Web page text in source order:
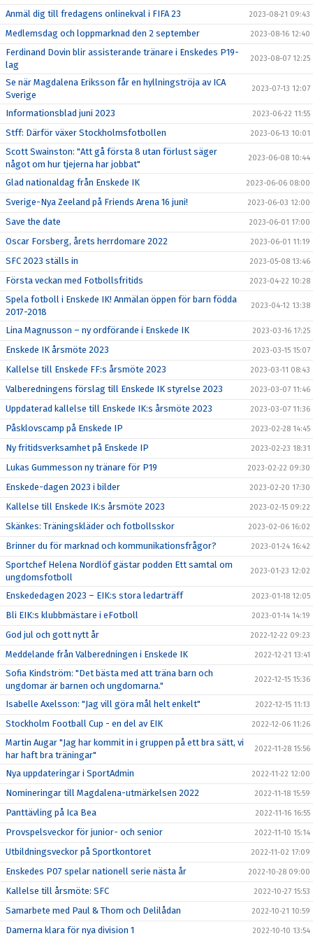
Anmäl dig till fredagens onlinekval i FIFA 23 2023-08-21 09:43
Medlemsdag och loppmarknad den 2 september 2023-08-16 12:40
Ferdinand Dovin blir assisterande tränare i Enskedes P19-
lag
2023-08-07 12:25
Se när Magdalena Eriksson får en hyllningströja av ICA
Sverige
2023-07-13 12:07
Informationsblad juni 2023 2023-06-22 11:55
Stff: Därför växer Stockholmsfotbollen 2023-06-13 10:01
Scott Swainston: "Att gå första 8 utan förlust säger
något om hur tjejerna har jobbat"
2023-06-08 10:44
Glad nationaldag från Enskede IK 2023-06-06 08:00
Sverige-Nya Zeeland på Friends Arena 16 juni! 2023-06-03 12:00
Save the date 2023-06-01 17:00
Oscar Forsberg, årets herrdomare 2022 2023-06-01 11:19
SFC 2023 ställs in 2023-05-08 13:46
Första veckan med Fotbollsfritids 2023-04-22 10:28
Spela fotboll i Enskede IK! Anmälan öppen för barn födda
2017-2018
2023-04-12 13:38
Lina Magnusson – ny ordförande i Enskede IK 2023-03-16 17:25
Enskede IK årsmöte 2023 2023-03-15 15:07
Kallelse till Enskede FF:s årsmöte 2023 2023-03-11 08:43
Valberedningens förslag till Enskede IK styrelse 2023 2023-03-07 11:46
Uppdaterad kallelse till Enskede IK:s årsmöte 2023 2023-03-07 11:36
Påsklovscamp på Enskede IP 2023-02-28 14:45
Ny fritidsverksamhet på Enskede IP 2023-02-23 18:31
Lukas Gummesson ny tränare för P19 2023-02-22 09:30
Enskede-dagen 2023 i bilder 2023-02-20 17:30
Kallelse till Enskede IK:s årsmöte 2023 2023-02-15 09:22
Skänkes: Träningskläder och fotbollsskor 2023-02-06 16:02
Brinner du för marknad och kommunikationsfrågor? 2023-01-24 16:42
Sportchef Helena Nordlöf gästar podden Ett samtal om
ungdomsfotboll
2023-01-23 12:02
Enskededagen 2023 – EIK:s stora ledarträff 2023-01-18 12:05
Bli EIK:s klubbmästare i eFotboll 2023-01-14 14:19
God jul och gott nytt år 2022-12-22 09:23
Meddelande från Valberedningen i Enskede IK 2022-12-21 13:41
Sofia Kindström: "Det bästa med att träna barn och
ungdomar är barnen och ungdomarna."
2022-12-15 15:36
Isabelle Axelsson: "Jag vill göra mål helt enkelt" 2022-12-15 11:13
Stockholm Football Cup - en del av EIK 2022-12-06 11:26
Martin Augar "Jag har kommit in i gruppen på ett bra sätt, vi
har haft bra träningar"
2022-11-28 15:56
Nya uppdateringar i SportAdmin 2022-11-22 12:00
Nomineringar till Magdalena-utmärkelsen 2022 2022-11-18 15:59
Panttävling på Ica Bea 2022-11-16 16:55
Provspelsveckor för junior- och senior 2022-11-10 15:14
Utbildningsveckor på Sportkontoret 2022-11-02 17:09
Enskedes P07 spelar nationell serie nästa år 2022-10-28 09:00
Kallelse till årsmöte: SFC 2022-10-27 15:53
Samarbete med Paul & Thom och Delilådan 2022-10-21 10:59
Damerna klara för nya division 1 2022-10-10 13:54